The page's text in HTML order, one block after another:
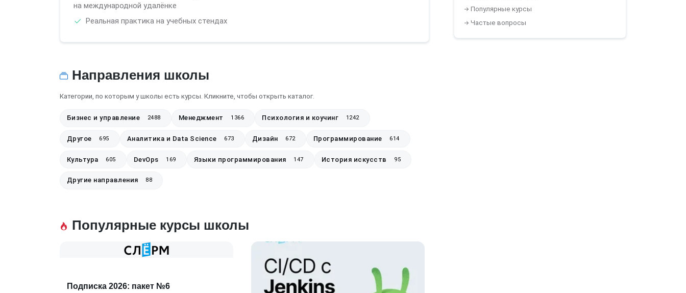
на международной удалёнке
Реальная практика на учебных стендах
Направления школы
Категории, по которым у школы есть курсы. Кликните, чтобы открыть каталог.
Бизнес и управление 2488 Менеджмент 1366 Психология и коучинг 1242
Другое 695 Аналитика и Data Science 673 Дизайн 672 Программирование 614
Культура 605 DevOps 169 Языки программирования 147 История искусств 95
Другие направления 88
Популярные курсы школы
Подписка 2026: пакет №6
Популярные курсы
Частые вопросы